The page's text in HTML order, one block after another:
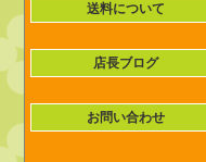
送料について
店長ブログ
お問い合わせ